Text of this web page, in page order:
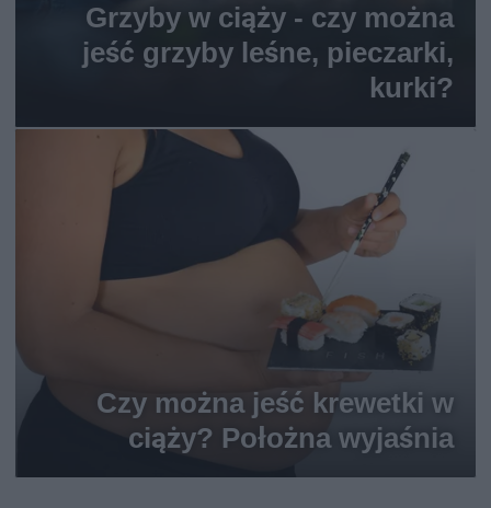
Grzyby w ciąży - czy można
jeść grzyby leśne, pieczarki,
kurki?
Czy można jeść krewetki w
ciąży? Położna wyjaśnia